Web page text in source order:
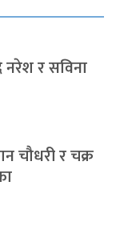
नरेश र सविना
चौधरी र चक्र